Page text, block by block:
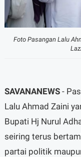
Foto Pasangan Lalu
SAVANANEWS-
Lalu Ahmad Zaini
Bupati Hj Nurul
seiring terus
partai politik